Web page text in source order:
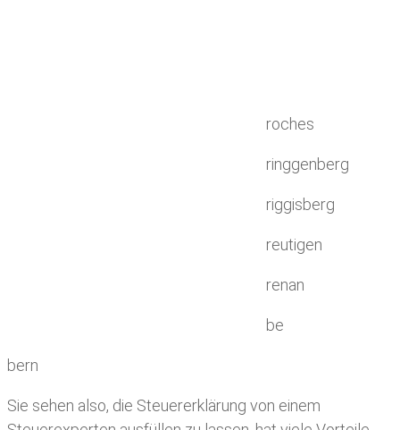
roches
ringgenberg
riggisberg
reutigen
renan
be
bern
Sie sehen also, die Steuererklärung von einem